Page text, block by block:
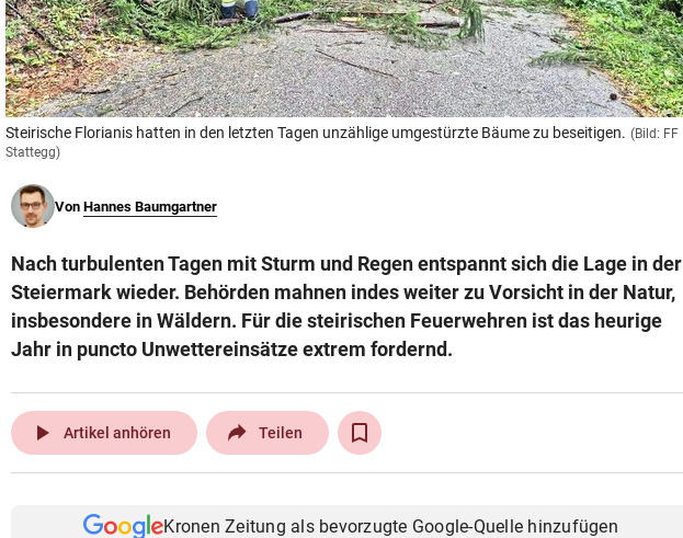
Steirische Florianis hatten in den letzten Tagen unzählige umgestürzte Bäume zu beseitigen. (Bild: FF
Stattegg)
Von Hannes Baumgartner
Nach turbulenten Tagen mit Sturm und Regen entspannt sich die Lage in der
Steiermark wieder. Behörden mahnen indes weiter zu Vorsicht in der Natur,
insbesondere in Wäldern. Für die steirischen Feuerwehren ist das heurige
Jahr in puncto Unwettereinsätze extrem fordernd.
play_arrow Artikel anhören Teilen
Kronen Zeitung als bevorzugte Google-Quelle hinzufügen